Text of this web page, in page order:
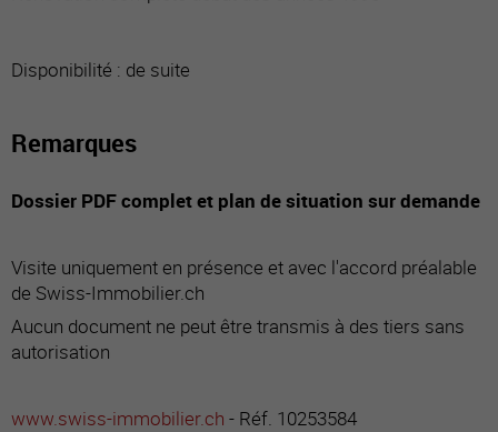
Disponibilité : de suite
Remarques
Dossier PDF complet et plan de situation sur demande
Visite uniquement en présence et avec l'accord préalable
de Swiss-Immobilier.ch
Aucun document ne peut être transmis à des tiers sans
autorisation
www.swiss-immobilier.ch - Réf. 10253584